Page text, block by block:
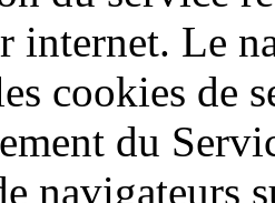
internet. Le
cookies de
du
navigateurs